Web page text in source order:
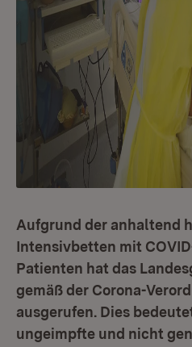
Aufgrund der anhaltend
Intensivbetten mit
Patienten hat das
gemäß der Corona-
ausgerufen. Dies
ungeimpfte und nicht